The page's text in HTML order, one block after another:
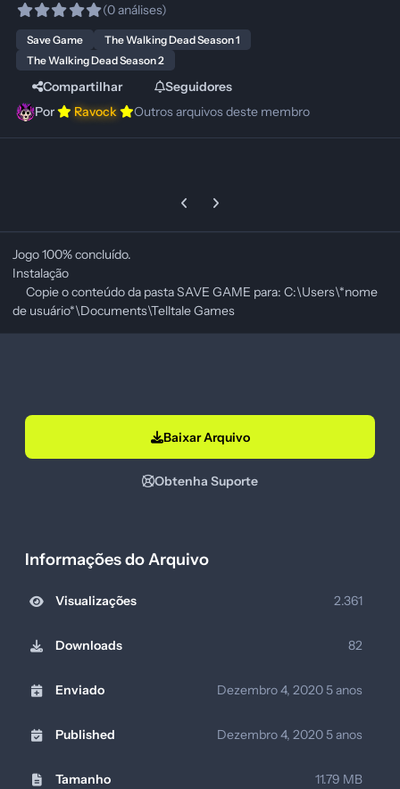
(0 análises)
Save Game
The Walking Dead Season 1
The Walking Dead Season 2
Compartilhar
Seguidores
Por
Ravock Outros arquivos deste membro
Previous carousel slide
Next carousel slide
Jogo 100% concluído.
Instalação
Copie o conteúdo da pasta SAVE GAME para: C:\Users\*nome
de usuário*\Documents\Telltale Games
Baixar Arquivo
Obtenha Suporte
Informações do Arquivo
Visualizações 2.361
Downloads 82
Enviado Dezembro 4, 2020 5 anos
Published Dezembro 4, 2020 5 anos
Tamanho 11.79 MB